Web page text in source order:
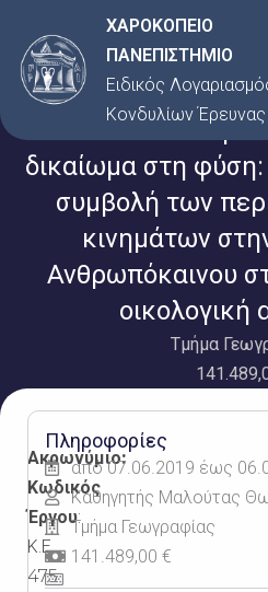
στο
περιεχόμενο
ΧΑΡΟΚΟΠΕΙΟ
ΠΑΝΕΠΙΣΤΗΜΙΟ
Ειδικός
Κονδυλίων Έρευνας
Από το δικαίωμα
δικαίωμα στη
συμβολή των
κινημάτων
Ανθρωπόκαινου
οικολογική
Τμήμα
Ακρωνύμιο:
Κωδικός
Έργου:
Κ.Ε.
475
Πληροφορίες
από 07.06.2019 έως
Καθηγητής Μαλούτας
Τμήμα Γεωγραφίας
141.489,00 €